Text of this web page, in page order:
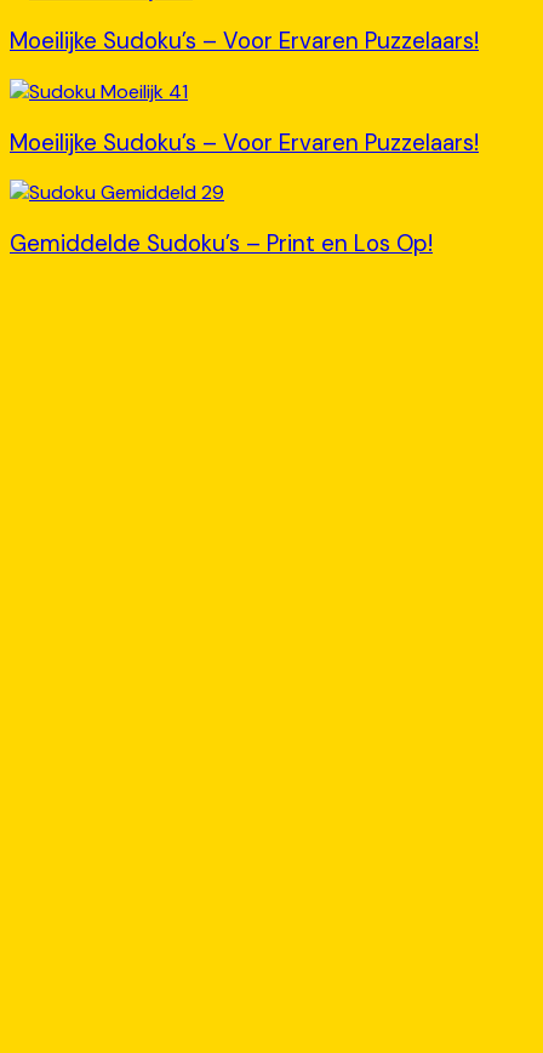
Moeilijke Sudoku’s – Voor Ervaren Puzzelaars!
Moeilijke Sudoku’s – Voor Ervaren Puzzelaars!
Gemiddelde Sudoku’s – Print en Los Op!